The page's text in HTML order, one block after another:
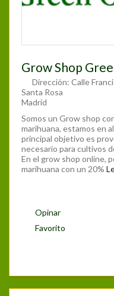
Grow Shop
Dirección: Calle
Santa Rosa
Madrid
Somos un Grow shop
marihuana, estamos en
principal objetivo es
necesario para cultivos
En el grow shop online,
marihuana con un 20%
Opinar
Favorito